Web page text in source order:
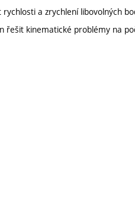
a zrychlení libovolných
řešit kinematické problémy na